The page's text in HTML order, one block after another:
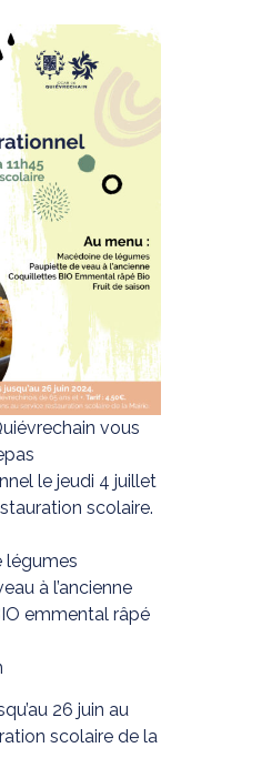
vous
le jeudi 4 juillet
scolaire.
légumes
à l’ancienne
emmental râpé
26 juin au
scolaire de la